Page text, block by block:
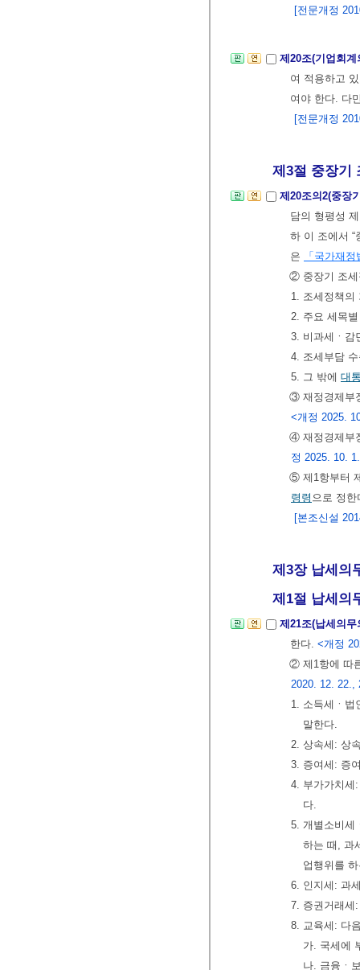
[전문개정
제20조(기업회
여 적용하고
여야 한다. 다
[전문개정
제3절 중장기
제20조의2(중장
담의 형평성
하 이 조에서 “
은
「국가재정
② 중장기 조세
1. 조세정책의
2. 주요 세목
3. 비과세ㆍ감
4. 조세부담
5. 그 밖에 대
③ 재정경제부
<개정 2025.
④ 재정경제부
정 2025. 10.
⑤ 제1항부터
령령 으로 정한
[본조신설
제3장 납세의
제1절 납세의
제21조(납세의
한다. <개정
② 제1항에 따
2020. 12. 22.,
1. 소득세ㆍ법
말한다.
2. 상속세: 상
3. 증여세: 증
4. 부가가치세
다.
5. 개별소비세
하는 때, 과
업행위를
6. 인지세: 과
7. 증권거래세
8. 교육세: 다
가. 국세에
나. 금융ㆍ